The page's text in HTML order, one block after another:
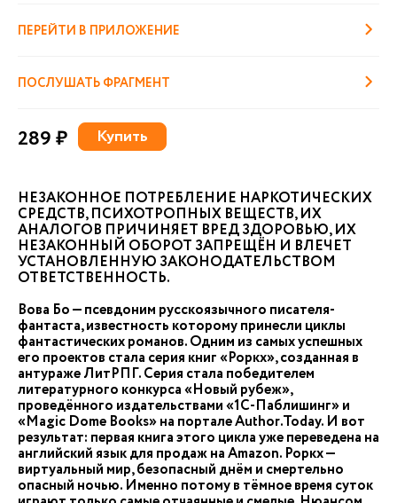
ПЕРЕЙТИ В ПРИЛОЖЕНИЕ
ПОСЛУШАТЬ ФРАГМЕНТ
289 ₽ Купить
НЕЗАКОННОЕ ПОТРЕБЛЕНИЕ НАРКОТИЧЕСКИХ
СРЕДСТВ, ПСИХОТРОПНЫХ ВЕЩЕСТВ, ИХ
АНАЛОГОВ ПРИЧИНЯЕТ ВРЕД ЗДОРОВЬЮ, ИХ
НЕЗАКОННЫЙ ОБОРОТ ЗАПРЕЩЁН И ВЛЕЧЕТ
УСТАНОВЛЕННУЮ ЗАКОНОДАТЕЛЬСТВОМ
ОТВЕТСТВЕННОСТЬ.
Вова Бо — псевдоним русскоязычного писателя-
фантаста, известность которому принесли циклы
фантастических романов. Одним из самых успешных
его проектов стала серия книг «Роркх», созданная в
антураже ЛитРПГ. Серия стала победителем
литературного конкурса «Новый рубеж»,
проведённого издательствами «1С-Паблишинг» и
«Magic Dome Books» на портале Author.Today. И вот
результат: первая книга этого цикла уже переведена на
английский язык для продаж на Amazon. Роркх —
виртуальный мир, безопасный днём и смертельно
опасный ночью. Именно потому в тёмное время суток